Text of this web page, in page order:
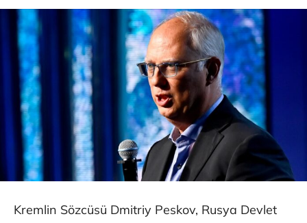
Kremlin Sözcüsü Dmitriy Peskov, Rusya Devlet